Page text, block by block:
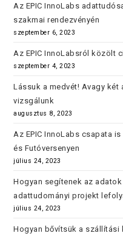
Az EPIC InnoLabs
szakmai rendezvényén
szeptember 6, 2023
Az EPIC InnoLabsról közölt
szeptember 4, 2023
Lássuk a medvét! Avagy
vizsgálunk
augusztus 8, 2023
Az EPIC InnoLabs csapata
és Futóversenyen
július 24, 2023
Hogyan segítenek az
adattudományi projekt
július 24, 2023
Hogyan bővítsük a szállítási